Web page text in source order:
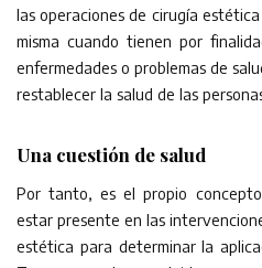
las operaciones de cirugía
misma cuando tienen por
enfermedades o problemas de
restablecer la salud de las
Una cuestión de salud
Por tanto, es el propio
estar presente en las
estética para determinar la